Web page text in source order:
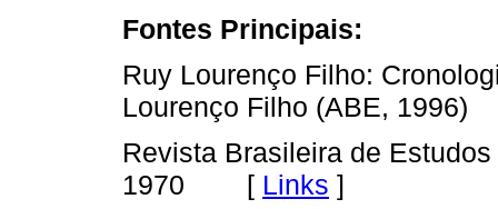
Fontes Principais:
Ruy Lourenço Filho:
Lourenço Filho (ABE, 1996)
Revista Brasileira de
1970 [ Links ]